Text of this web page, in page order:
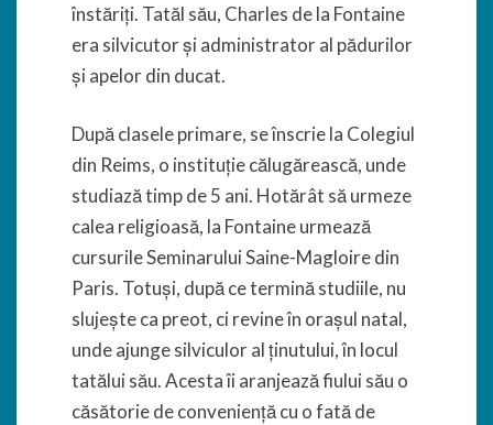
înstăriți. Tatăl său, Charles de la Fontaine
era silvicutor și administrator al pădurilor
și apelor din ducat.
După clasele primare, se înscrie la Colegiul
din Reims, o instituție călugărească, unde
studiază timp de 5 ani. Hotărât să urmeze
calea religioasă, la Fontaine urmează
cursurile Seminarului Saine-Magloire din
Paris. Totuși, după ce termină studiile, nu
slujește ca preot, ci revine în orașul natal,
unde ajunge silviculor al ținutului, în locul
tatălui său. Acesta îi aranjează fiului său o
căsătorie de conveniență cu o fată de